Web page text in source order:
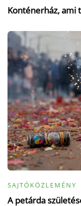
Konténerház, ami
SAJTÓKÖZLEMÉNY
A petárda